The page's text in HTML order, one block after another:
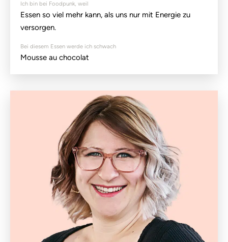
Ich bin bei Foodpunk, weil
Essen so viel mehr kann, als uns nur mit Energie zu
versorgen.
Bei diesem Essen werde ich schwach
Mousse au chocolat